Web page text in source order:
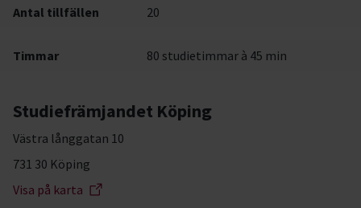
Antal tillfällen 20
Timmar 80 studietimmar à 45 min
Studiefrämjandet Köping
Västra långgatan 10
731 30 Köping
Visa på karta